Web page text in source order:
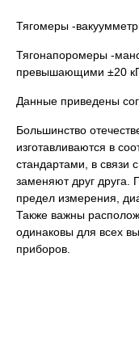
Тягомеры -
Тягонапоромеры -
превышающими ±20
Данные приведены
Большинство
изготавливаются в
стандартами, в связи
заменяют друг друга.
предел измерения,
Также важны
одинаковы для всех
приборов.